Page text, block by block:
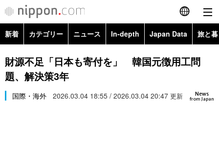
English
简体字
カテゴリー
新着 カテゴリー ニュース In-depth Japan Data 旅と
政治・外交
経済・ビジネス
Topics
財源不足「日本も寄付を」 韓国元徴用工問
題、解決策3年
News
from Japan
国際・海外 2026.03.04 18:55 / 2026.03.04 20:47 更新